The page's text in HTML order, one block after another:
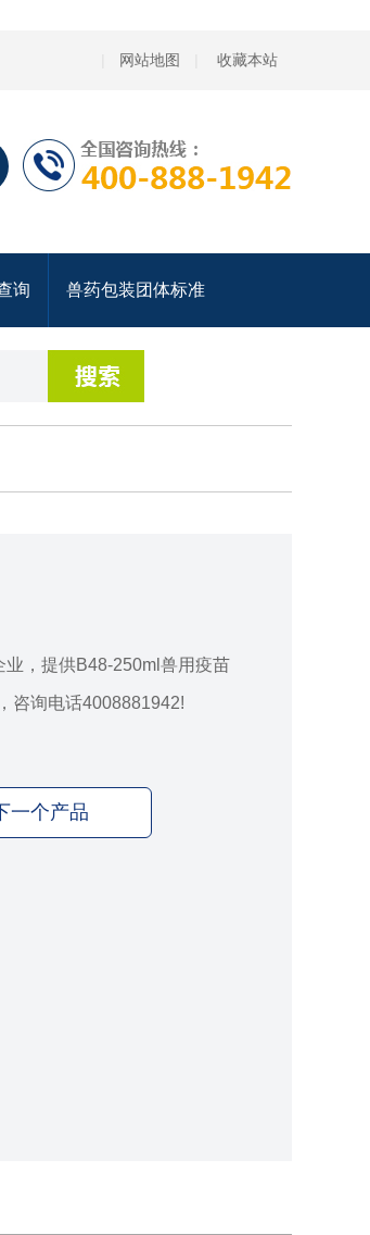
网站地图 收藏本站
询 兽药包装团体标准
，提供B48-250ml兽用疫苗
咨询电话4008881942!
一个产品